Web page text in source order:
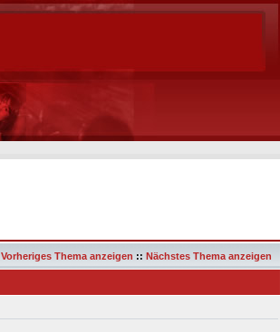
Vorheriges Thema anzeigen :: Nächstes Thema anzeigen